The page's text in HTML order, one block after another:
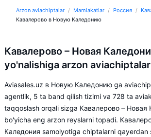
Arzon aviachiptalar Mamlakatlar Россия
Кавалерово в Новую Каледонию
Кавалерово – Новая
yo'nalishiga arzon aviachiptalar
Aviasales.uz в Новую Каледонию ga
agentlik, 5 ta band qilish tizimi va 728 ta
taqqoslash orqali sizga Кавалерово – Новая
bo'yicha eng arzon reyslarni topadi.
Каледония samolyotiga chiptalarni